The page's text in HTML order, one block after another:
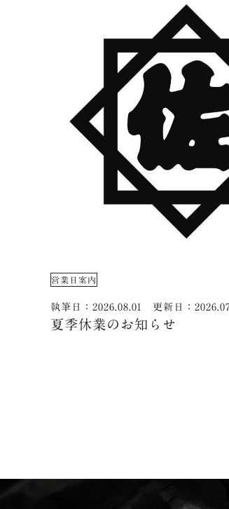
営業日案内
執筆日：2026.08.01 更新日：
夏季休業のお知らせ